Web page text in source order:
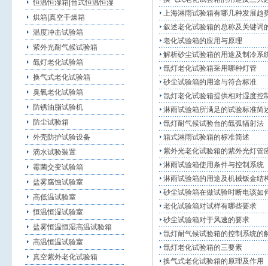
恒温恒湿箱|台式恒温恒湿
烘箱|真空干燥箱
温度冲击试验箱
紫外光耐气候试验箱
氙灯老化试验箱
换气式老化试验箱
臭氧老化试验箱
防锈油脂试验机
防尘试验箱
外壳防护试验设备
滴水试验装置
霉菌交变试验箱
盐雾腐蚀试验室
高低温试验室
恒温恒湿试验室
盐雾恒温恒湿高温试验箱
高温恒温试验室
真空紫外老化试验箱
上海淋雨试验箱有哪几种发展趋
叙述老化试验箱的总称及关键词
老化试验箱的应用与原理
解析砂尘试验箱的用途及制冷系
氙灯老化试验箱采用哪种灯管
砂尘试验箱的用途与符合标准
氙灯老化试验箱提供相对湿度控
淋雨试验箱所满足的试验标准简
氙灯耐气候试验台的氙弧辐射法
箱式淋雨试验箱的标准简述
紫外光老化试验箱的紫外光灯管
淋雨试验箱使用条件与控制系统
淋雨试验箱的用途及机械钣金结
砂尘试验箱在做试验时断电该如
老化试验箱对试样有哪些要求
砂尘试验箱对于风速的要求
氙灯耐气候试验箱的控制系统的
氙灯老化试验箱的三要素
换气式老化试验箱的原理及作用